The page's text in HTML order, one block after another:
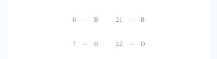
6 – B 21 – B
7 – B 22 – D